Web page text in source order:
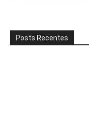
Posts Recentes